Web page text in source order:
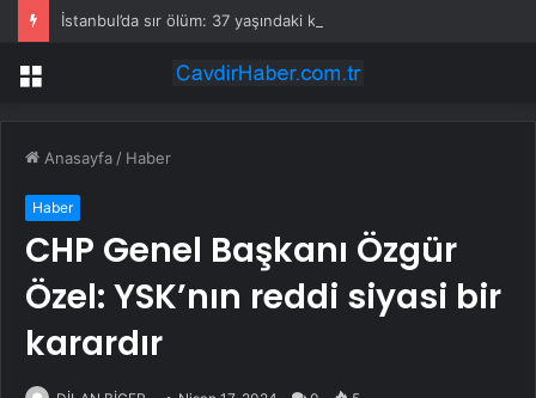
Menü
Anasayfa / Haber
Haber
CHP Genel Başkanı Özgür
Özel: YSK’nın reddi siyasi bir
karardır